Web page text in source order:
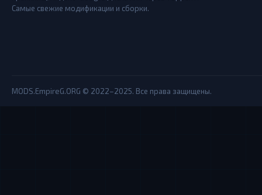
Самые свежие модификации и сборки.
MODS.EmpireG.ORG © 2022–2025. Все права защищены.